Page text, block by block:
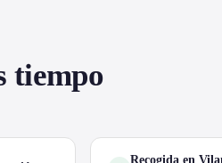
tiempo
Recogida en